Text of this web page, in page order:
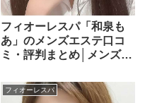
フィオーレスパ「和泉も
あ」のメンズエステ口コ
ミ・評判まとめ│メンズエ
チェック！
フィオーレスパ